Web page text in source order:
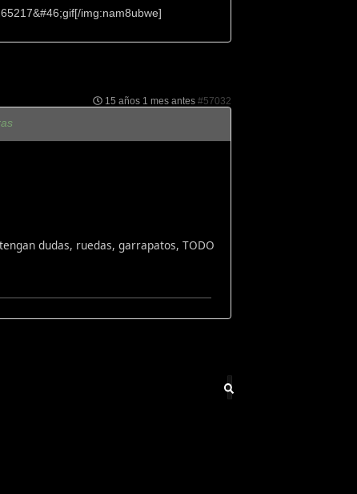
img:nam8ubwe]
15 años 1 mes antes #57032
dudas, ruedas, garrapatos, TODO